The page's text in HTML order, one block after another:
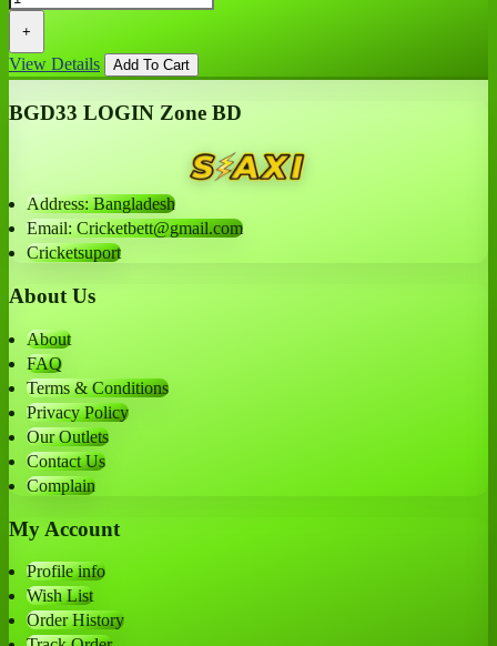
+
View Details Add To Cart
BGD33 LOGIN Zone BD
Address: Bangladesh
Email: Cricketbett@gmail.com
Cricketsuport
About Us
About
FAQ
Terms & Conditions
Privacy Policy
Our Outlets
Contact Us
Complain
My Account
Profile info
Wish List
Order History